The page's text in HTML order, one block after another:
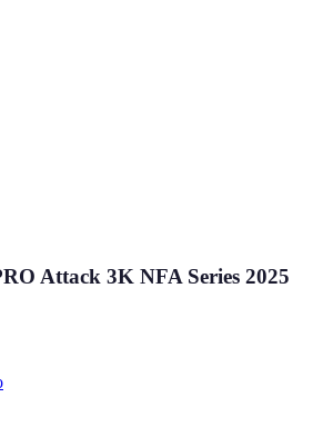
Attack 3K NFA Series 2025